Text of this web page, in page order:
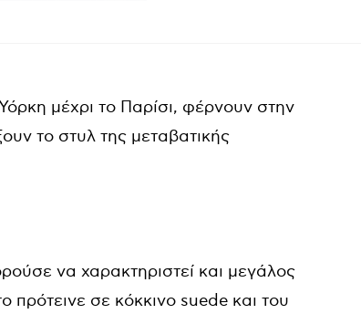
μέχρι το Παρίσι, φέρνουν στην
το στυλ της μεταβατικής
να χαρακτηριστεί και μεγάλος
πρότεινε σε κόκκινο suede και του